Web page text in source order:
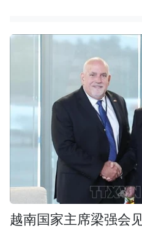
越南国家主席梁强会